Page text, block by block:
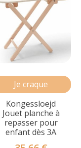
Je craque
Kongessloejd
Jouet planche à
repasser pour
enfant dès 3A